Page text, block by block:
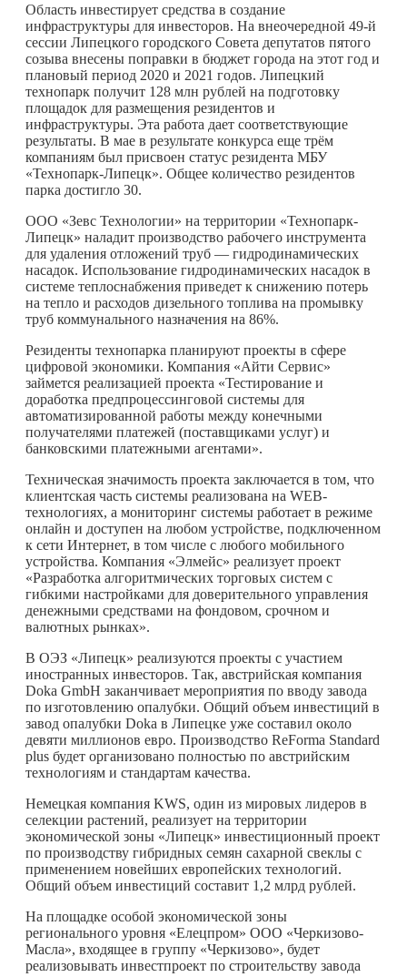
Область инвестирует средства в создание
инфраструктуры для инвесторов. На внеочередной 49-й
сессии Липецкого городского Совета депутатов пятого
созыва внесены поправки в бюджет города на этот год и
плановый период 2020 и 2021 годов. Липецкий
технопарк получит 128 млн рублей на подготовку
площадок для размещения резидентов и
инфраструктуры. Эта работа дает соответствующие
результаты. В мае в результате конкурса еще трём
компаниям был присвоен статус резидента МБУ
«Технопарк-Липецк». Общее количество резидентов
парка достигло 30.
ООО «Зевс Технологии» на территории «Технопарк-
Липецк» наладит производство рабочего инструмента
для удаления отложений труб — гидродинамических
насадок. Использование гидродинамических насадок в
системе теплоснабжения приведет к снижению потерь
на тепло и расходов дизельного топлива на промывку
труб коммунального назначения на 86%.
Резиденты технопарка планируют проекты в сфере
цифровой экономики. Компания «Айти Сервис»
займется реализацией проекта «Тестирование и
доработка предпроцессинговой системы для
автоматизированной работы между конечными
получателями платежей (поставщиками услуг) и
банковскими платежными агентами».
Техническая значимость проекта заключается в том, что
клиентская часть системы реализована на WEB-
технологиях, а мониторинг системы работает в режиме
онлайн и доступен на любом устройстве, подключенном
к сети Интернет, в том числе с любого мобильного
устройства. Компания «Элмейс» реализует проект
«Разработка алгоритмических торговых систем с
гибкими настройками для доверительного управления
денежными средствами на фондовом, срочном и
валютных рынках».
В ОЭЗ «Липецк» реализуются проекты с участием
иностранных инвесторов. Так, австрийская компания
Doka GmbH заканчивает мероприятия по вводу завода
по изготовлению опалубки. Общий объем инвестиций в
завод опалубки Doka в Липецке уже составил около
девяти миллионов евро. Производство ReForma Standard
plus будет организовано полностью по австрийским
технологиям и стандартам качества.
Немецкая компания KWS, один из мировых лидеров в
селекции растений, реализует на территории
экономической зоны «Липецк» инвестиционный проект
по производству гибридных семян сахарной свеклы с
применением новейших европейских технологий.
Общий объем инвестиций составит 1,2 млрд рублей.
На площадке особой экономической зоны
регионального уровня «Елецпром» ООО «Черкизово-
Масла», входящее в группу «Черкизово», будет
реализовывать инвестпроект по строительству завода